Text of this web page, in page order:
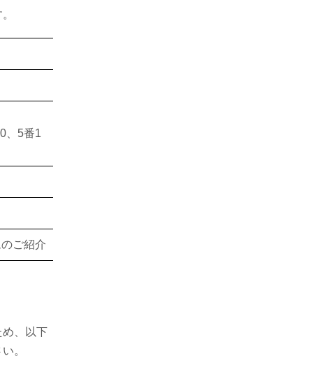
、5番1
ご紹介
め、以下
。